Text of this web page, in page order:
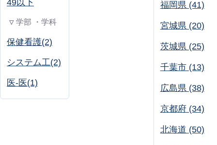
49以下
▽ 学部 ・学科
保健看護(2)
システム工(2)
医-医(1)
福岡県 (41)
宮城県 (20)
茨城県 (25)
千葉市 (13)
広島県 (38)
京都府 (34)
北海道 (50)